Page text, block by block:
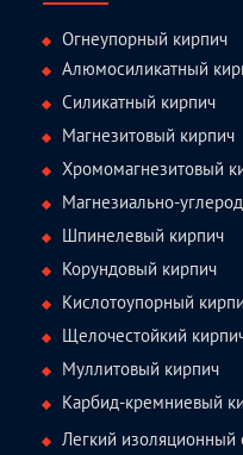
Огнеупорный кирпич
Алюмосиликатный
Силикатный кирпич
Магнезитовый кирпич
Хромомагнезитовый
Магнезиально-
Шпинелевый кирпич
Корундовый кирпич
Кислотоупорный
Щелочестойкий
Муллитовый кирпич
Карбид-кремниевый
Легкий изоляционный